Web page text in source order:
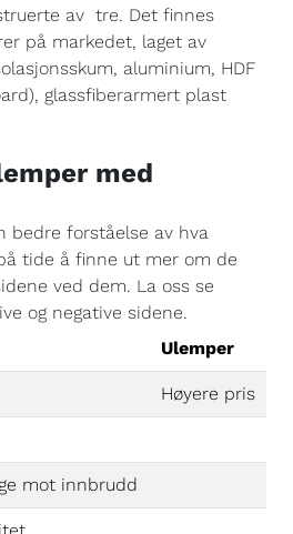
av tre. Det finnes
på markedet, laget av
aluminium, HDF
glassfiberarmert plast
med
bedre forståelse av hva
tide å finne ut mer om de
ved dem. La oss se
og negative sidene.
Ulemper
Høyere pris
mot innbrudd